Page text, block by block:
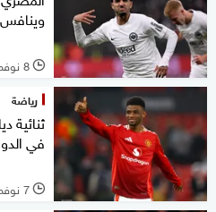
وينافس
l 8 نوفمبر 2024
رياضة
ثنائية
في
l 7 نوفمبر 2024